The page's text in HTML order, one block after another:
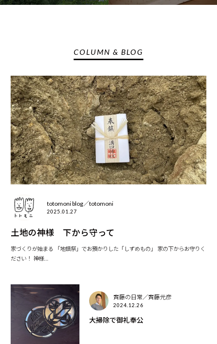
COLUMN & BLOG
totomoni blog／totomoni
2025.01.27
土地の神様 下から守って
家づくりが始まる 「地鎮祭」でお預かりした「しずめもの」 家の下からお守りく
ださい！ 神様...
齊藤の日常／齊藤元彦
2024.12.26
大掃除で御礼奉公